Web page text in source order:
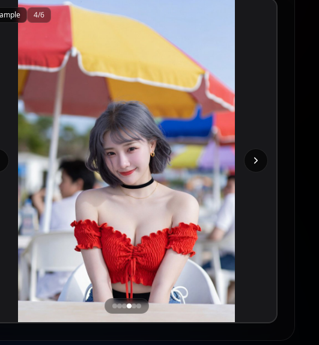
4/6